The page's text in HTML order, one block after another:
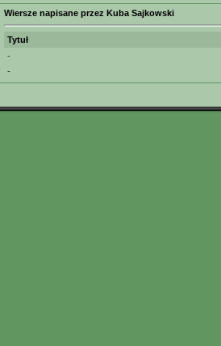
Wiersze napisane przez Kuba Sajkowski
Tytuł
-
-